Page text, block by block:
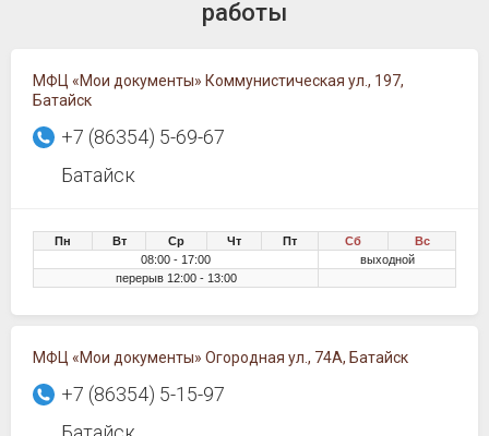
работы
МФЦ «Мои документы» Коммунистическая ул., 197,
Батайск
+7 (86354) 5-69-67
Батайск
Пн Вт Ср Чт Пт Сб
Вс
08:00 - 17:00
выходной
перерыв 12:00 - 13:00
МФЦ «Мои документы» Огородная ул., 74А, Батайск
+7 (86354) 5-15-97